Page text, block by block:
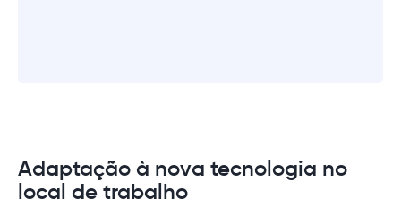
Adaptação à nova tecnologia no
local de trabalho